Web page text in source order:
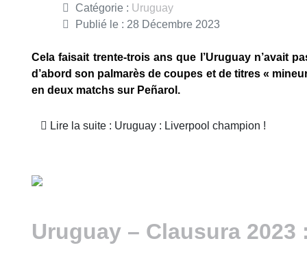
Catégorie : Uruguay
Publié le : 28 Décembre 2023
Cela faisait trente-trois ans que l’Uruguay n’avait
d’abord son palmarès de coupes et de titres «
en deux matchs sur Peñarol.
Lire la suite : Uruguay : Liverpool champion !
Uruguay – Clausura 2023